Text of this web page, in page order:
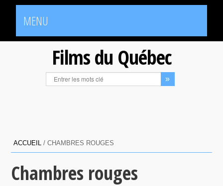
MENU
Films du Québec
ACCUEIL /CHAMBRES ROUGES
Chambres rouges